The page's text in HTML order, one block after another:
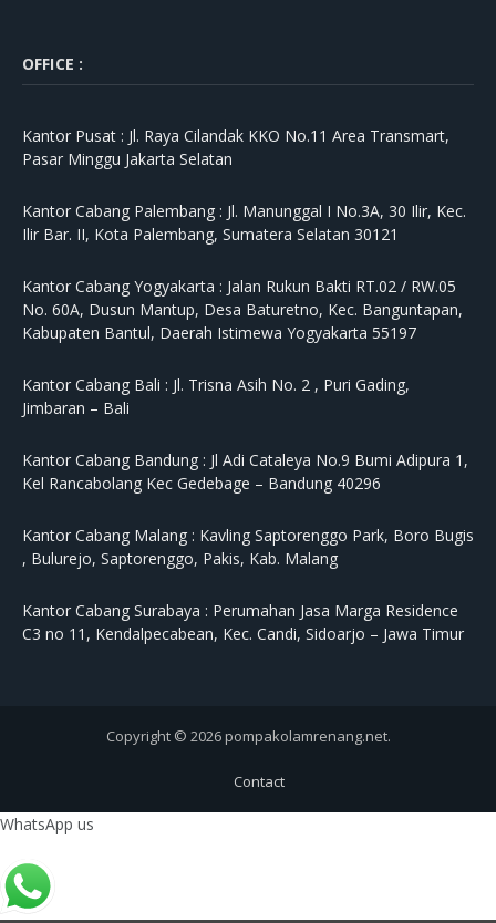
OFFICE :
Kantor Pusat : Jl. Raya Cilandak KKO No.11 Area Transmart,
Pasar Minggu Jakarta Selatan
Kantor Cabang Palembang : Jl. Manunggal I No.3A, 30 Ilir, Kec.
Ilir Bar. II, Kota Palembang, Sumatera Selatan 30121
Kantor Cabang Yogyakarta : Jalan Rukun Bakti RT.02 / RW.05
No. 60A, Dusun Mantup, Desa Baturetno, Kec. Banguntapan,
Kabupaten Bantul, Daerah Istimewa Yogyakarta 55197
Kantor Cabang Bali : Jl. Trisna Asih No. 2 , Puri Gading,
Jimbaran – Bali
Kantor Cabang Bandung : Jl Adi Cataleya No.9 Bumi Adipura 1,
Kel Rancabolang Kec Gedebage – Bandung 40296
Kantor Cabang Malang : Kavling Saptorenggo Park, Boro Bugis
, Bulurejo, Saptorenggo, Pakis, Kab. Malang
Kantor Cabang Surabaya : Perumahan Jasa Marga Residence
C3 no 11, Kendalpecabean, Kec. Candi, Sidoarjo – Jawa Timur
Copyright © 2026 pompakolamrenang.net.
Contact
WhatsApp us